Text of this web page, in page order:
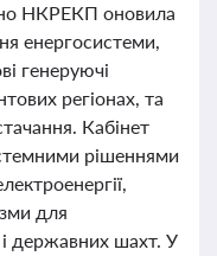
НКРЕКП оновила
енергосистеми,
генеруючі
регіонах, та
Кабінет
рішеннями
для
державних шахт. У